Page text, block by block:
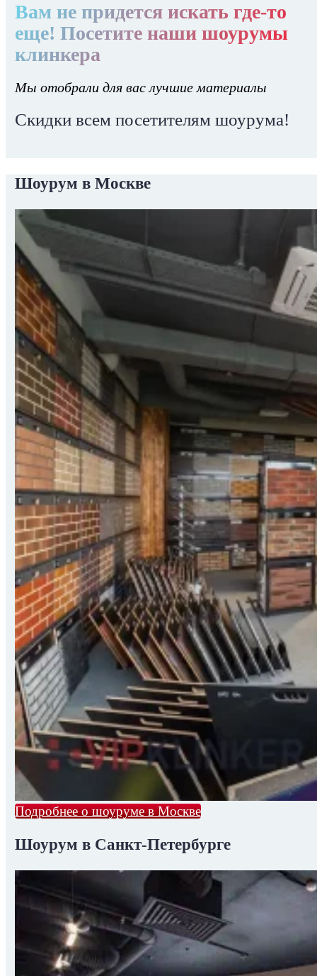
Вам не придется искать где-то
еще! Посетите наши шоурумы
клинкера
Мы отобрали для вас лучшие материалы
Скидки всем посетителям шоурума!
Шоурум в Москве
Подробнее о шоуруме в Москве
Шоурум в Санкт-Петербурге